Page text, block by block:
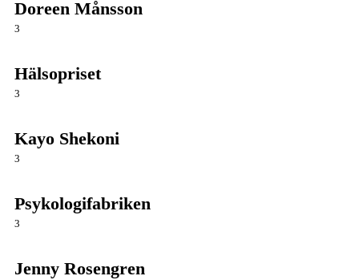
Doreen Månsson
3
Hälsopriset
3
Kayo Shekoni
3
Psykologifabriken
3
Jenny Rosengren